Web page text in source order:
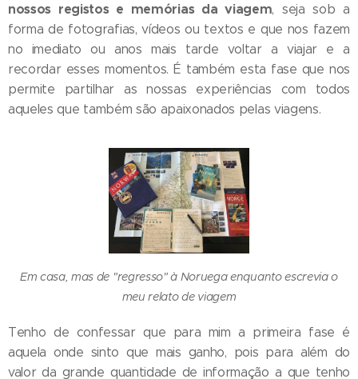
nossos registos e memórias da viagem, seja sob a
forma de fotografias, vídeos ou textos e que nos fazem
no imediato ou anos mais tarde voltar a viajar e a
recordar esses momentos. É também esta fase que nos
permite partilhar as nossas experiências com todos
aqueles que também são apaixonados pelas viagens.
Em casa, mas de "regresso" à Noruega enquanto escrevia o
meu relato de viagem
Tenho de confessar que para mim a primeira fase é
aquela onde sinto que mais ganho, pois para além do
valor da grande quantidade de informação a que tenho